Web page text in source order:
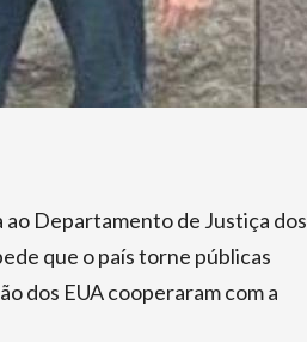
Departamento de Justiça dos
que o país torne públicas
dos EUA cooperaram com a